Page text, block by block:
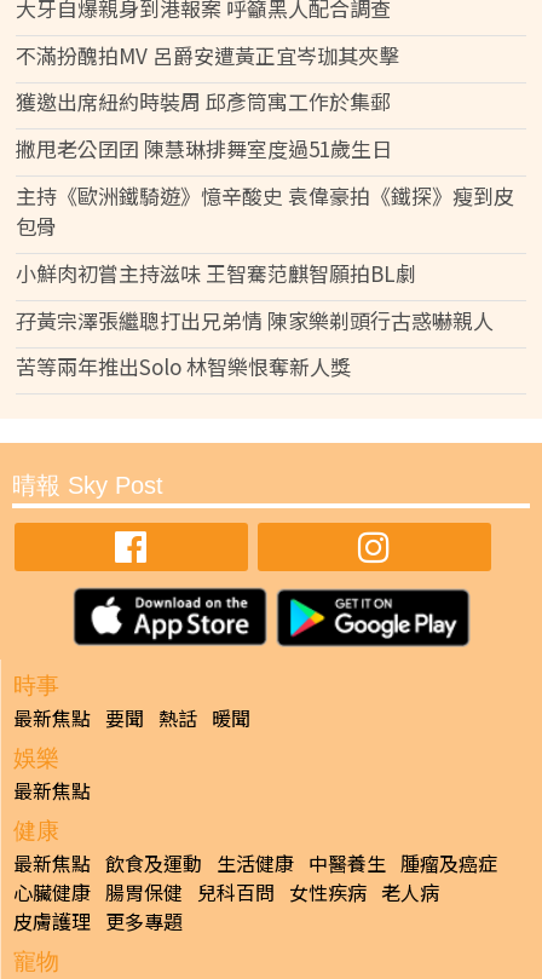
大牙自爆親身到港報案 呼籲黑人配合調查
不滿扮醜拍MV 呂爵安遭黃正宜岑珈其夾擊
獲邀出席紐約時裝周 邱彥筒寓工作於集郵
撇甩老公囝囝 陳慧琳排舞室度過51歲生日
主持《歐洲鐵騎遊》憶辛酸史 袁偉豪拍《鐵探》瘦到皮
包骨
小鮮肉初嘗主持滋味 王智騫范麒智願拍BL劇
孖黃宗澤張繼聰打出兄弟情 陳家樂剃頭行古惑嚇親人
苦等兩年推出Solo 林智樂恨奪新人獎
晴報 Sky Post
時事
最新焦點 要聞 熱話 暖聞
娛樂
最新焦點
健康
最新焦點 飲食及運動 生活健康 中醫養生 腫瘤及癌症
心臟健康 腸胃保健 兒科百問 女性疾病 老人病
皮膚護理 更多專題
寵物